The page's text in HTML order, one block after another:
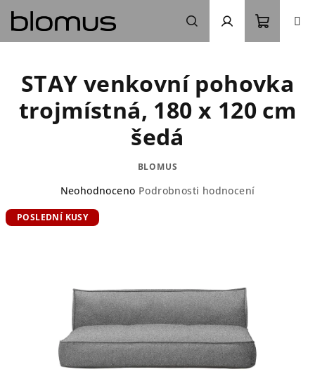
obsah
Hledat Přihlášení
košík
STAY venkovní pohovka
trojmístná, 180 x 120 cm
šedá
BLOMUS
Průměrné
produktu
hvězdiček.
Neohodnoceno Podrobnosti hodnocení
POSLEDNÍ KUSY